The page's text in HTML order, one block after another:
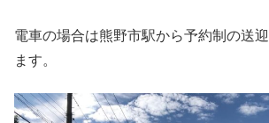
電車の場合は熊野市駅から予約制の送
ます。